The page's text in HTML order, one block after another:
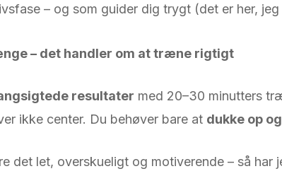
– og som guider dig trygt (det er her, jeg
– det handler om at træne rigtigt
resultater med 20–30 minutters
ikke center. Du behøver bare at dukke op
det let, overskueligt og motiverende – så